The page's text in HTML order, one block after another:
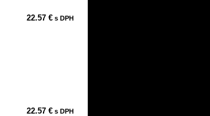
22.57 € s DPH
22.57 € s DPH